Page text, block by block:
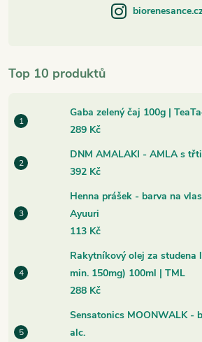
Top 10 produktů
Gaba zelený čaj 100g |
289 Kč
DNM AMALAKI - AMLA s
392 Kč
Henna prášek - barva na
Ayuuri
113 Kč
Rakytníkový olej za studena
min. 150mg) 100ml | TML
288 Kč
Sensatonics MOONWALK -
alc.